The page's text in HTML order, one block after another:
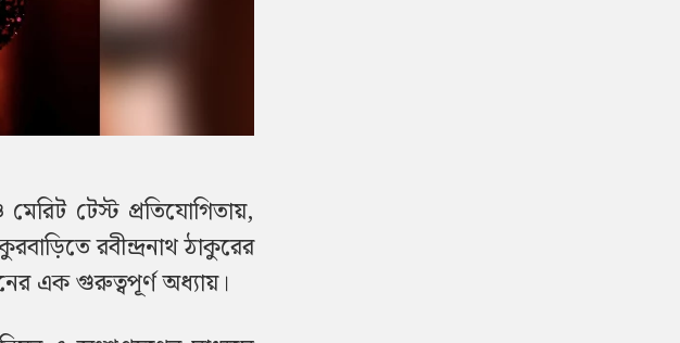
টেস্ট প্রতিযোগিতায়,
রবীন্দ্রনাথ ঠাকুরের
এক গুরুত্বপূর্ণ অধ্যায়।